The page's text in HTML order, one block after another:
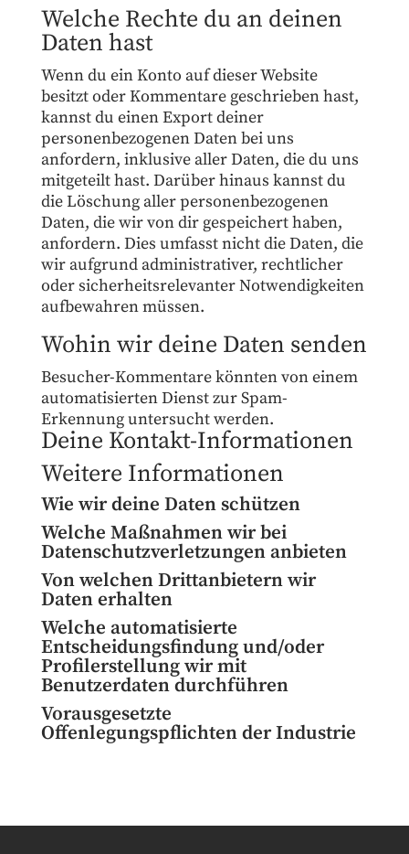
Welche Rechte du an deinen
Daten hast
Wenn du ein Konto auf dieser Website
besitzt oder Kommentare geschrieben hast,
kannst du einen Export deiner
personenbezogenen Daten bei uns
anfordern, inklusive aller Daten, die du uns
mitgeteilt hast. Darüber hinaus kannst du
die Löschung aller personenbezogenen
Daten, die wir von dir gespeichert haben,
anfordern. Dies umfasst nicht die Daten, die
wir aufgrund administrativer, rechtlicher
oder sicherheitsrelevanter Notwendigkeiten
aufbewahren müssen.
Wohin wir deine Daten senden
Besucher-Kommentare könnten von einem
automatisierten Dienst zur Spam-
Erkennung untersucht werden.
Deine Kontakt-Informationen
Weitere Informationen
Wie wir deine Daten schützen
Welche Maßnahmen wir bei
Datenschutzverletzungen anbieten
Von welchen Drittanbietern wir
Daten erhalten
Welche automatisierte
Entscheidungsfindung und/oder
Profilerstellung wir mit
Benutzerdaten durchführen
Vorausgesetzte
Offenlegungspflichten der Industrie